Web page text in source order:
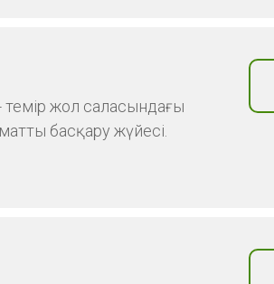
жол саласындағы
басқару жүйесі.